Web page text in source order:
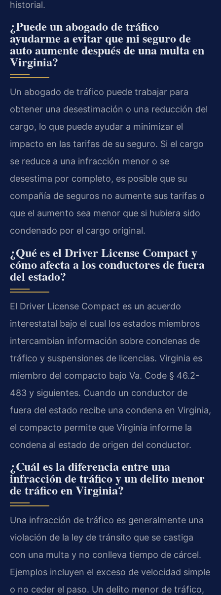
historial.
¿Puede un abogado de tráfico
ayudarme a evitar que mi seguro de
auto aumente después de una multa en
Virginia?
Un abogado de tráfico puede trabajar para
obtener una desestimación o una reducción del
cargo, lo que puede ayudar a minimizar el
impacto en las tarifas de su seguro. Si el cargo
se reduce a una infracción menor o se
desestima por completo, es posible que su
compañía de seguros no aumente sus tarifas o
que el aumento sea menor que si hubiera sido
condenado por el cargo original.
¿Qué es el Driver License Compact y
cómo afecta a los conductores de fuera
del estado?
El Driver License Compact es un acuerdo
interestatal bajo el cual los estados miembros
intercambian información sobre condenas de
tráfico y suspensiones de licencias. Virginia es
miembro del compacto bajo Va. Code § 46.2-
483 y siguientes. Cuando un conductor de
fuera del estado recibe una condena en Virginia,
el compacto permite que Virginia informe la
condena al estado de origen del conductor.
¿Cuál es la diferencia entre una
infracción de tráfico y un delito menor
de tráfico en Virginia?
Una infracción de tráfico es generalmente una
violación de la ley de tránsito que se castiga
con una multa y no conlleva tiempo de cárcel.
Ejemplos incluyen el exceso de velocidad simple
o no ceder el paso. Un delito menor de tráfico,